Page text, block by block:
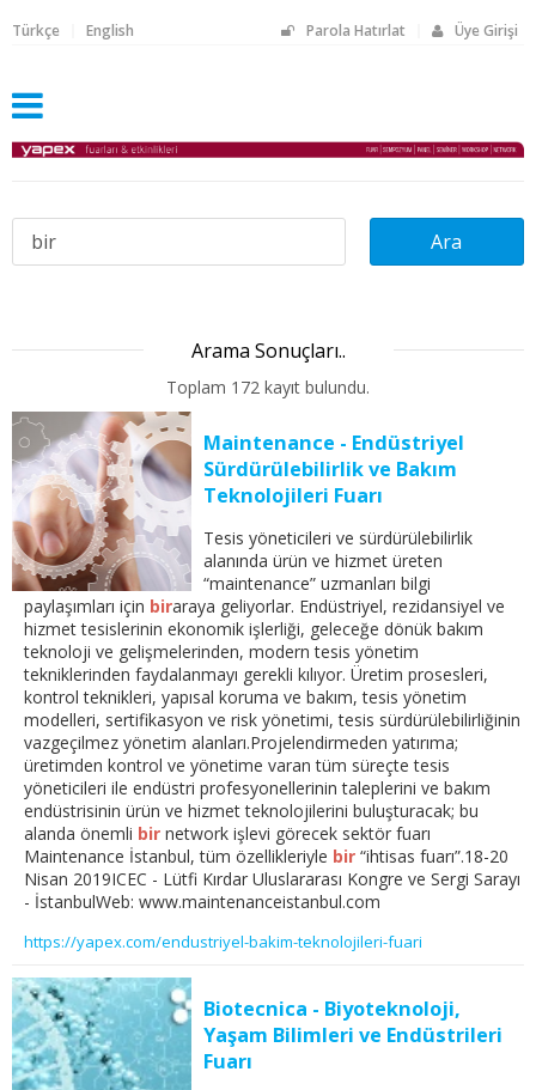
Parola Hatırlat Üye Girişi
Türkçe English
Arama Sonuçları..
Toplam 172 kayıt bulundu.
Maintenance - Endüstriyel
Sürdürülebilirlik ve Bakım
Teknolojileri Fuarı
Tesis yöneticileri ve sürdürülebilirlik
alanında ürün ve hizmet üreten
“maintenance” uzmanları bilgi
paylaşımları için biraraya geliyorlar. Endüstriyel, rezidansiyel ve
hizmet tesislerinin ekonomik işlerliği, geleceğe dönük bakım
teknoloji ve gelişmelerinden, modern tesis yönetim
tekniklerinden faydalanmayı gerekli kılıyor. Üretim prosesleri,
kontrol teknikleri, yapısal koruma ve bakım, tesis yönetim
modelleri, sertifikasyon ve risk yönetimi, tesis sürdürülebilirliğinin
vazgeçilmez yönetim alanları.Projelendirmeden yatırıma;
üretimden kontrol ve yönetime varan tüm süreçte tesis
yöneticileri ile endüstri profesyonellerinin taleplerini ve bakım
endüstrisinin ürün ve hizmet teknolojilerini buluşturacak; bu
alanda önemli bir network işlevi görecek sektör fuarı
Maintenance İstanbul, tüm özellikleriyle bir “ihtisas fuarı”.18-20
Nisan 2019ICEC - Lütfi Kırdar Uluslararası Kongre ve Sergi Sarayı
- İstanbulWeb: www.maintenanceistanbul.com
https://yapex.com/endustriyel-bakim-teknolojileri-fuari
Biotecnica - Biyoteknoloji,
Yaşam Bilimleri ve Endüstrileri
Fuarı